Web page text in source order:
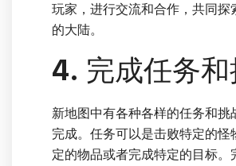
玩家，进行交流和合作，共同探
的大陆。
4. 完成任务
新地图中有各种各样的任务和挑
完成。任务可以是击败特定的怪
定的物品或者完成特定的目标。